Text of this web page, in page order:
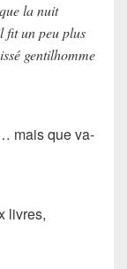
la nuit
fit un peu plus
gentilhomme
mais que va-
livres,